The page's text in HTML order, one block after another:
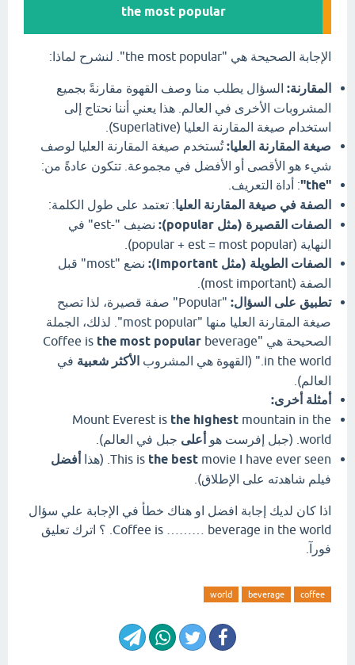
the most popular
الإجابة الصحيحة هي "the most popular". لنشرح لماذا:
المقارنة: السؤال يطلب منا وصف القهوة مقارنةً بجميع
المشروبات الأخرى في العالم. هذا يعني أننا نحتاج إلى
استخدام صيغة المقارنة العليا (Superlative).
صيغة المقارنة العليا:تُستخدم صيغة المقارنة العليا لوصف
شيء هو الأقصى أو الأفضل في مجموعة. تتكون عادةً من:
"the" : أداة التعريف.
الصفة في صيغة المقارنة العليا: تعتمد على طول الكلمة:
الصفات القصيرة (مثل popular):
نضيف "-est" في
النهاية (popular + est = most popular).
الصفات الطويلة (مثل important):
نضع "most" قبل
الصفة (most important).
تطبيق على السؤال:
"Popular" صفة قصيرة، لذا تصبح
صيغة المقارنة العليا منها "most popular". لذلك، الجملة
الصحيحة هي "Coffee is
the most popular beverage
in the world." (القهوة هي المشروب
الأكثر شعبية في
العالم).
أمثلة أخرى:
Mount Everest is the highest mountain in the
world. (جبل إفرست هو
أعلى جبل في العالم).
This is the best movie I have ever seen. (هذا أفضل
فيلم شاهدته على الإطلاق).
اذا كان لديك إجابة افضل او هناك خطأ في الإجابة علي سؤال
Coffee is ……… beverage in the world. ؟ اترك تعليق
فورآ.
coffee
beverage
world